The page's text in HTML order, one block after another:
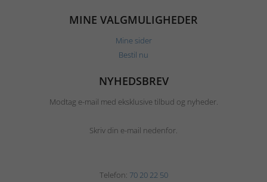
MINE VALGMULIGHEDER
Mine sider
Bestil nu
NYHEDSBREV
Modtag e-mail med eksklusive tilbud og nyheder.
Skriv din e-mail nedenfor.
Telefon: 70 20 22 50